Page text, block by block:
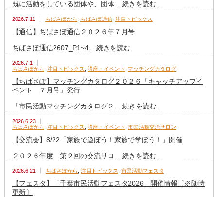
既に活動をしている団体や、団体 ...続きを読む
2026.7.11 ちばさぽから ちばさぽ通信, 注目トピックス
【通信】ちばさぽ通信２０２６年７月号
ちばさぽ通信2607_P1~4 ...続きを読む
2026.7.1
ちばさぽから 注目トピックス 講座・イベント マッチングカタログ
【ちばさぽ】マッチングカタログ２０２６「キャッチアップイ
ベント ７月号」発行
「市民活動マッチングカタログ２ ...続きを読む
2026.6.23
ちばさぽから 注目トピックス 講座・イベント 市民活動交流サロン
【交流会】8/22「家族で遊ぼう！家族で学ぼう！」開催
２０２６年度 第２回の交流サロ ...続きを読む
2026.6.21 ちばさぽから 注目トピックス 市民活動フェスタ
【フェスタ】「千葉市民活動フェスタ2026」開催情報〔※随時
更新〕